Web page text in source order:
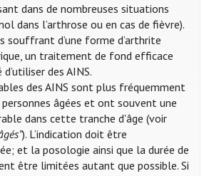
dans de nombreuses situations
dans l’arthrose ou en cas de fièvre).
souffrant d’une forme d’arthrite
un traitement de fond efficace
des AINS.
des AINS sont plus fréquemment
âgées et ont souvent une
dans cette tranche d'âge (voir
). L’indication doit être
et la posologie ainsi que la durée de
être limitées autant que possible. Si